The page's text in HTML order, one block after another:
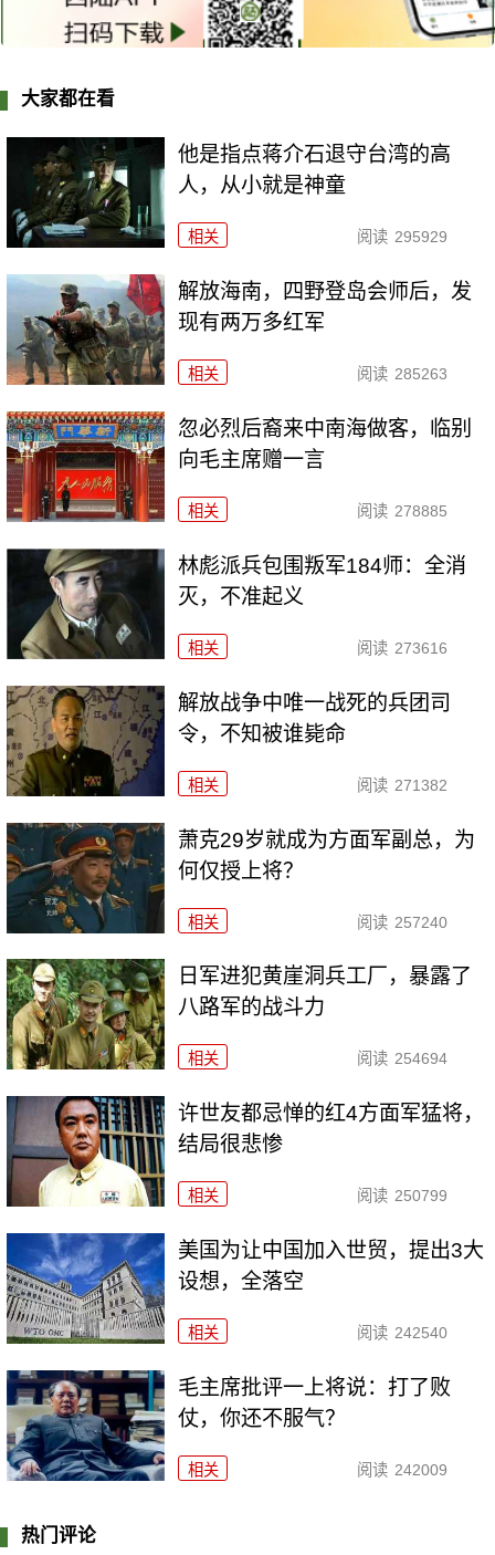
大家都在看
他是指点蒋介石退守台湾的高
人，从小就是神童
相关 阅读 295929
解放海南，四野登岛会师后，发
现有两万多红军
相关 阅读 285263
忽必烈后裔来中南海做客，临别
向毛主席赠一言
相关 阅读 278885
林彪派兵包围叛军184师：全消
灭，不准起义
相关 阅读 273616
解放战争中唯一战死的兵团司
令，不知被谁毙命
相关 阅读 271382
萧克29岁就成为方面军副总，为
何仅授上将？
相关 阅读 257240
日军进犯黄崖洞兵工厂，暴露了
八路军的战斗力
相关 阅读 254694
许世友都忌惮的红4方面军猛将，
结局很悲惨
相关 阅读 250799
美国为让中国加入世贸，提出3大
设想，全落空
相关 阅读 242540
毛主席批评一上将说：打了败
仗，你还不服气？
相关 阅读 242009
热门评论